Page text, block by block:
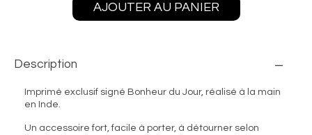
AJOUTER AU PANIER
Description
Imprimé exclusif signé Bonheur du Jour, réalisé à la main
en Inde.
Un accessoire fort, facile à porter, à détourner selon